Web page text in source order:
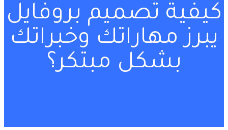
كيفية تصميم بروفايل
يبرز مهاراتك وخبراتك
بشكل مبتكر؟